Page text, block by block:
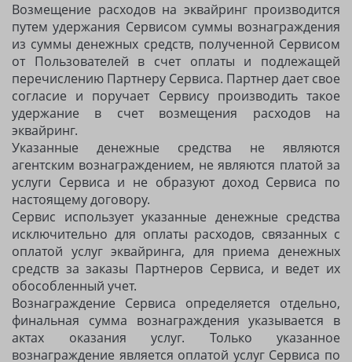
Возмещение расходов на эквайринг производится
путем удержания Сервисом суммы вознаграждения
из суммы денежных средств, полученной Сервисом
от Пользователей в счет оплаты и подлежащей
перечислению Партнеру Сервиса. Партнер дает свое
согласие и поручает Сервису производить такое
удержание в счет возмещения расходов на
эквайринг.
Указанные денежные средства не являются
агентским вознаграждением, не являются платой за
услуги Сервиса и не образуют доход Сервиса по
настоящему договору.
Сервис использует указанные денежные средства
исключительно для оплаты расходов, связанных с
оплатой услуг эквайринга, для приема денежных
средств за заказы Партнеров Сервиса, и ведет их
обособленный учет.
Вознаграждение Сервиса определяется отдельно,
финальная сумма вознаграждения указывается в
актах оказания услуг. Только указанное
вознаграждение является оплатой услуг Сервиса по